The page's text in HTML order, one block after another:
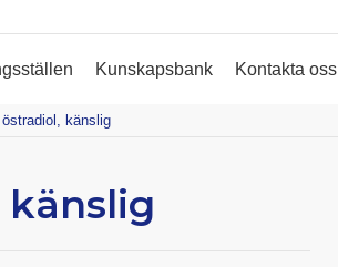
Kunskapsbank Kontakta oss
känslig
känslig